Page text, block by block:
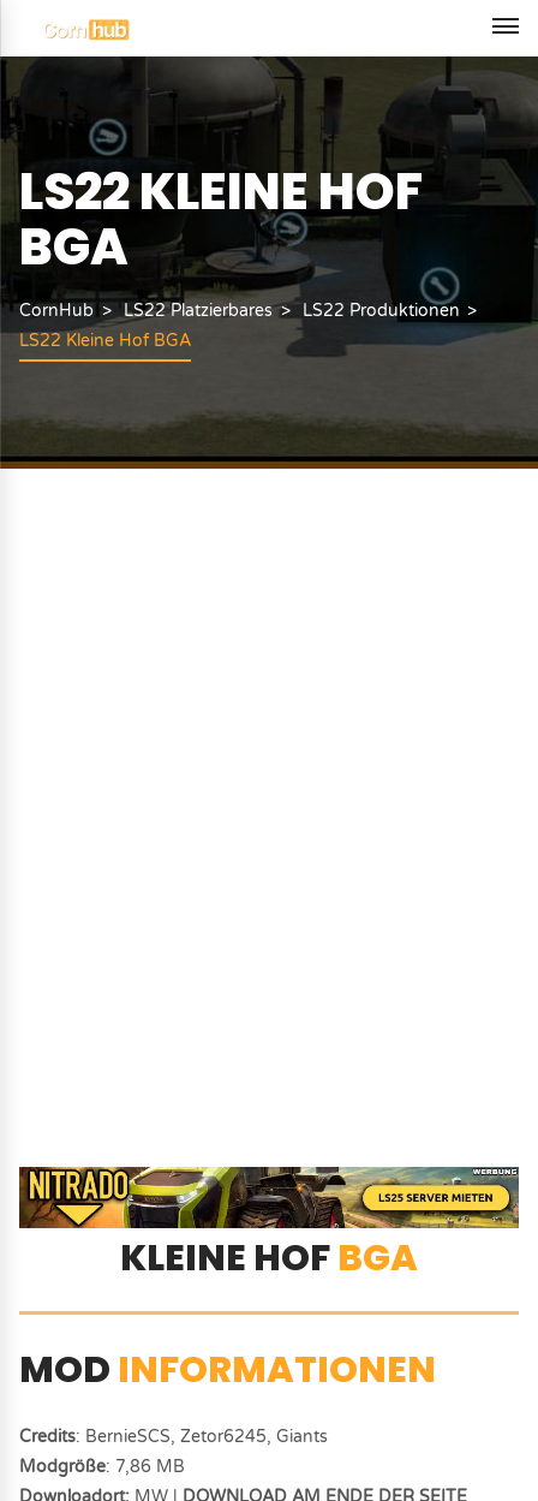
LS22 KLEINE HOF
BGA
CornHub LS22 Platzierbares
LS22 Produktionen
LS22 Kleine Hof BGA
KLEINE HOFBGA
MOD INFORMATIONEN
Credits: BernieSCS, Zetor6245, Giants
Modgröße: 7,86 MB
Downloadort: MW | DOWNLOAD AM ENDE DER SEITE